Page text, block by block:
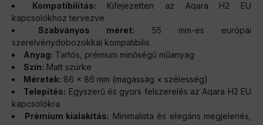
Kompatibilitás: Kifejezetten az Aqara H2 EU
kapcsolókhoz tervezve
Szabványos méret: 55 mm-es európai
szerelvénydobozokkal kompatibilis
Anyag: Tartós, prémium minőségű műanyag
Szín: Matt szürke
Méretek: 86 × 86 mm (magasság × szélesség)
Telepítés: Egyszerű és gyors felszerelés az Aqara H2 EU
kapcsolókra
Prémium kialakítás: Minimalista és elegáns megjelenés,